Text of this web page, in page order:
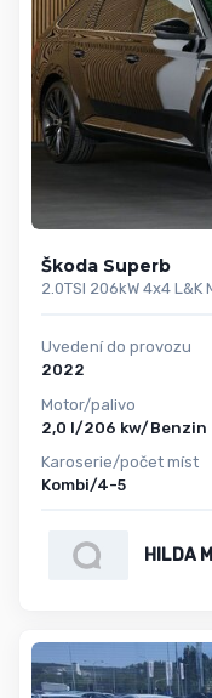
Škoda Superb
2.0TSI 206kW 4x4 L&K
Uvedení do provozu
2022
Motor/palivo
2,0 l/206 kw/Benzin
Karoserie/počet míst
Kombi/4-5
HILDA